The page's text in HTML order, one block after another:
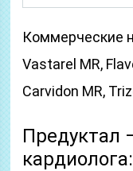
Коммерческие
Vastarel MR,
Carvidon MR,
Предуктал
кардиолога: